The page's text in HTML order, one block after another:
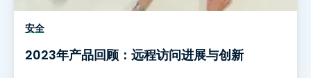
安全
2023年产品回顾：远程访问进展与创新